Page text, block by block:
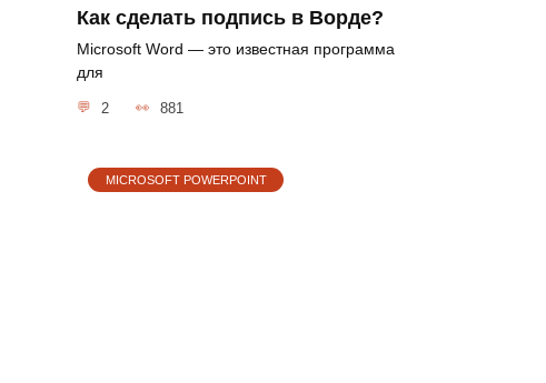
Как сделать подпись в Ворде?
Microsoft Word — это известная программа
для
2 881
MICROSOFT POWERPOINT